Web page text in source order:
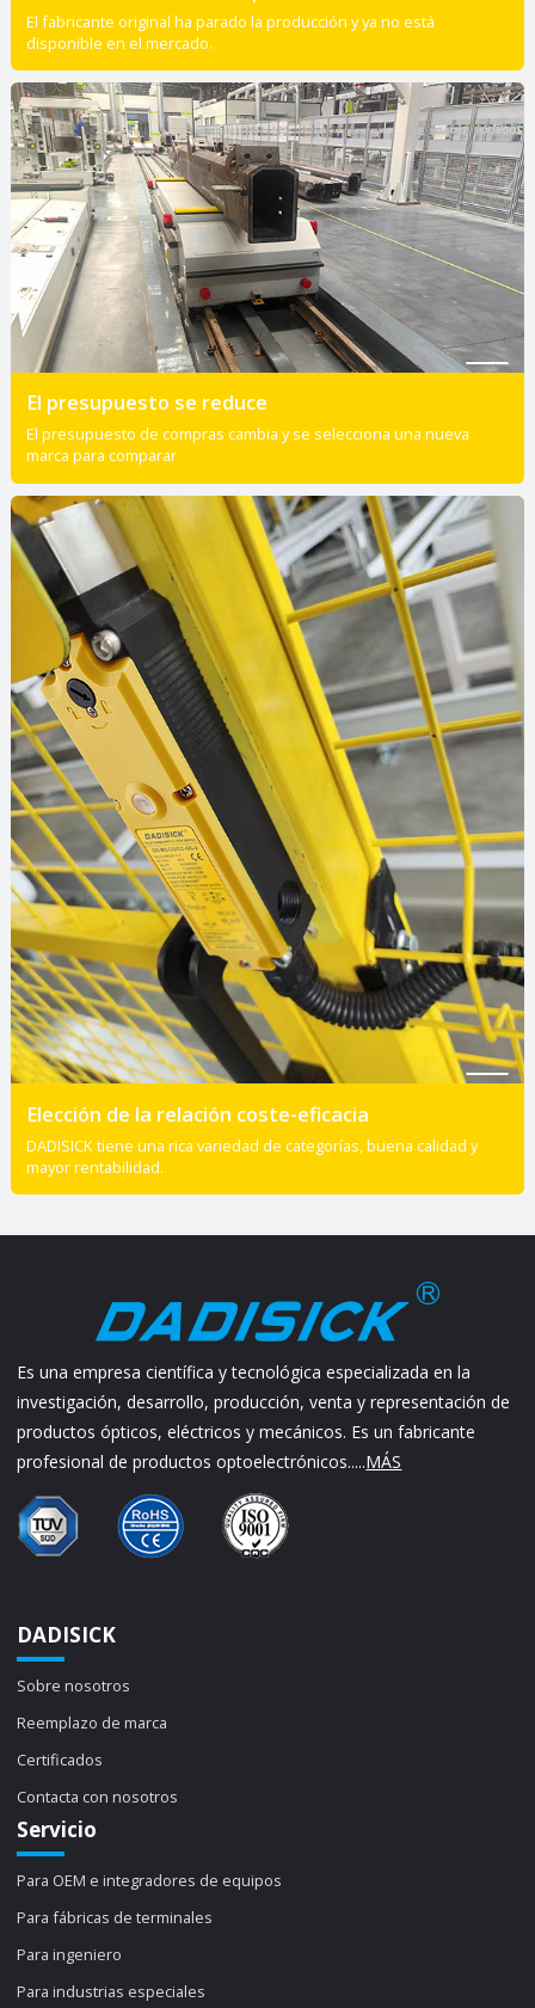
El fabricante original ha parado la producción y ya no está
disponible en el mercado.
El presupuesto se reduce
El presupuesto de compras cambia y se selecciona una nueva
marca para comparar
Elección de la relación coste-eficacia
DADISICK tiene una rica variedad de categorías, buena calidad y
mayor rentabilidad.
Es una empresa científica y tecnológica especializada en la
investigación, desarrollo, producción, venta y representación de
productos ópticos, eléctricos y mecánicos. Es un fabricante
profesional de productos optoelectrónicos.....MÁS
DADISICK
Sobre nosotros
Reemplazo de marca
Certificados
Contacta con nosotros
Servicio
Para OEM e integradores de equipos
Para fábricas de terminales
Para ingeniero
Para industrias especiales